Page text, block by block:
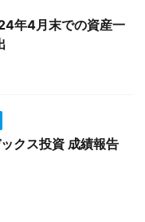
年4月末での資産一
クス投資 成績報告